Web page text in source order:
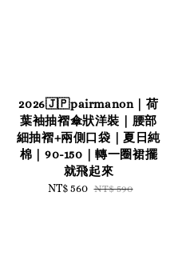
2026🇯🇵pairmanon｜荷
葉袖抽褶傘狀洋裝｜腰部
細抽褶+兩側口袋｜夏日純
棉｜90-150｜轉一圈裙擺
就飛起來
Sale
NT$ 560 Regular
NT$ 590